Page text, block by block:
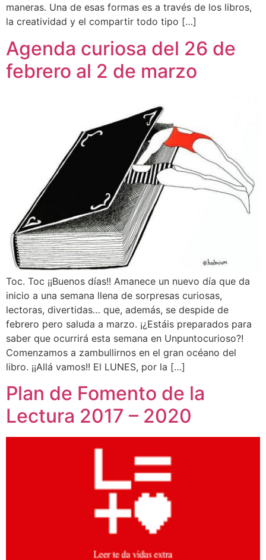
maneras. Una de esas formas es a través de los libros,
la creatividad y el compartir todo tipo […]
Agenda curiosa del 26 de
febrero al 2 de marzo
Toc. Toc ¡¡Buenos días!! Amanece un nuevo día que da
inicio a una semana llena de sorpresas curiosas,
lectoras, divertidas… que, además, se despide de
febrero pero saluda a marzo. ¡¿Estáis preparados para
saber que ocurrirá esta semana en Unpuntocurioso?!
Comenzamos a zambullirnos en el gran océano del
libro. ¡¡Allá vamos!! El LUNES, por la […]
Plan de Fomento de la
Lectura 2017 – 2020